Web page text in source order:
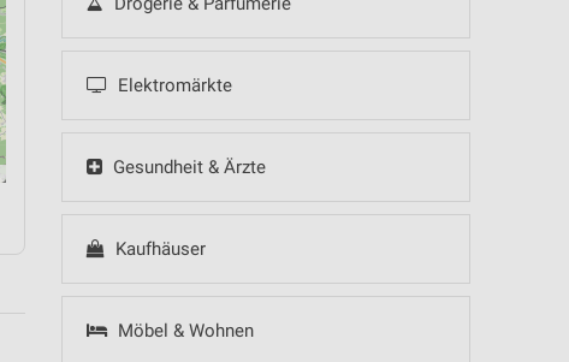
Elektromärkte
Gesundheit & Ärzte
Kaufhäuser
Möbel & Wohnen